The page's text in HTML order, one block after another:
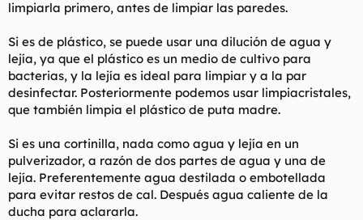
limpiarla primero, antes de limpiar las paredes.
Si es de plástico, se puede usar una dilución de agua y
lejía, ya que el plástico es un medio de cultivo para
bacterias, y la lejía es ideal para limpiar y a la par
desinfectar. Posteriormente podemos usar limpiacristales,
que también limpia el plástico de puta madre.
Si es una cortinilla, nada como agua y lejía en un
pulverizador, a razón de dos partes de agua y una de
lejía. Preferentemente agua destilada o embotellada
para evitar restos de cal. Después agua caliente de la
ducha para aclararla.